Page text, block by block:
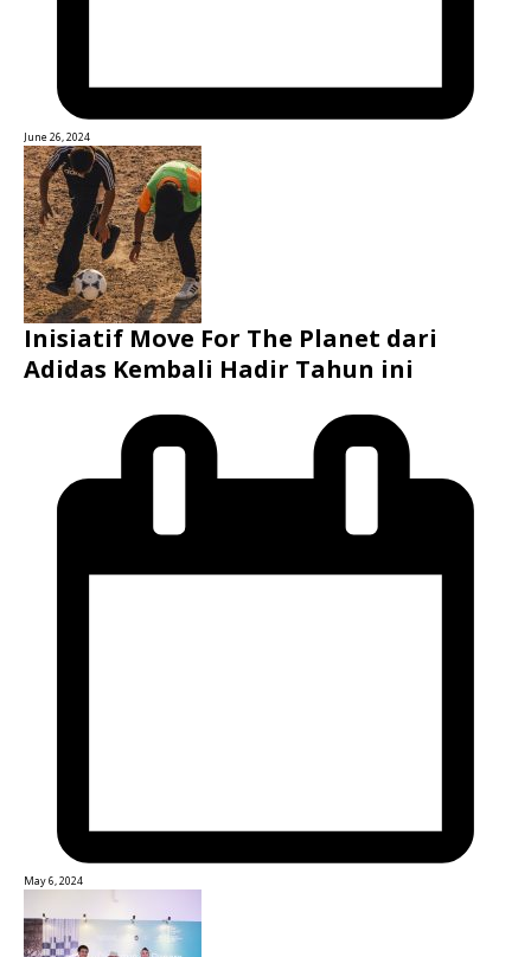
June 26, 2024
Inisiatif Move For The Planet dari
Adidas Kembali Hadir Tahun ini
May 6, 2024